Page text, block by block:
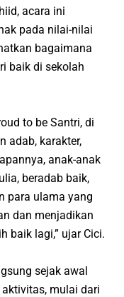
acara ini
pada nilai-nilai
bagaimana
baik di sekolah
to be Santri, di
adab, karakter,
anak-anak
beradab baik,
para ulama yang
dan menjadikan
baik lagi,” ujar Cici.
sejak awal
mulai dari